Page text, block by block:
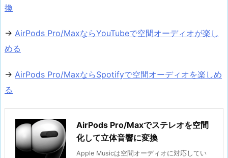
換
→ AirPods Pro/MaxならYouTubeで空間オーディオが楽し
める
→ AirPods Pro/MaxならSpotifyで空間オーディオを楽しめ
る
AirPods Pro/Maxでステレオを空間
化して立体音響に変換
Apple Musicは空間オーディオに対応してい